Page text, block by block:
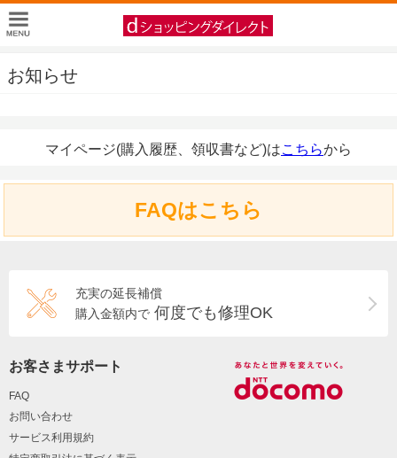
お知らせ
マイページ(購入履歴、領収書など)はこちらから
FAQはこちら
充実の延長補償
購入金額内で 何度でも修理OK
お客さまサポート
FAQ
お問い合わせ
サービス利用規約